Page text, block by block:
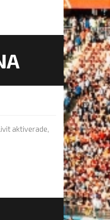
aktiverade,